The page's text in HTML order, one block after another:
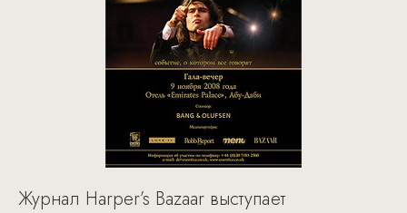
Журнал Harper’s Bazaar выступает